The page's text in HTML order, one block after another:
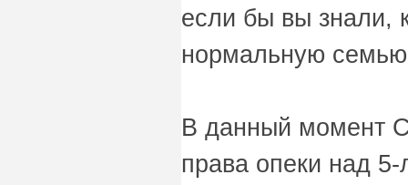
если бы вы знали,
нормальную
В данный момент
права опеки над